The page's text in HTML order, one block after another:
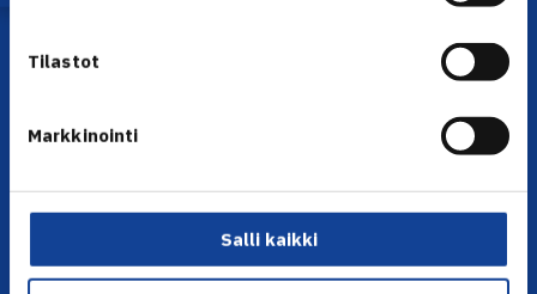
Tilastot
Markkinointi
Salli kaikki
Puh. 010 574 3959
Muina aikoina olkaa yhteydessä